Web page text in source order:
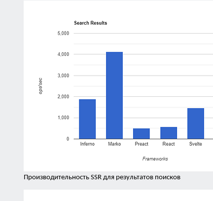
Производительность SSR для результатов поисков